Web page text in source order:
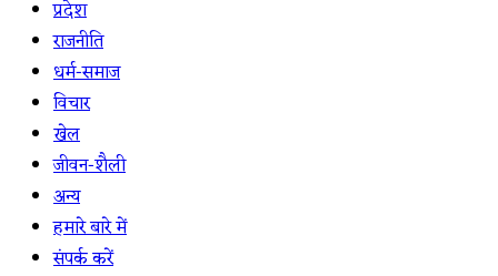
प्रदेश
राजनीति
धर्म-समाज
विचार
खेल
जीवन-शैली
अन्य
हमारे बारे में
संपर्क करें